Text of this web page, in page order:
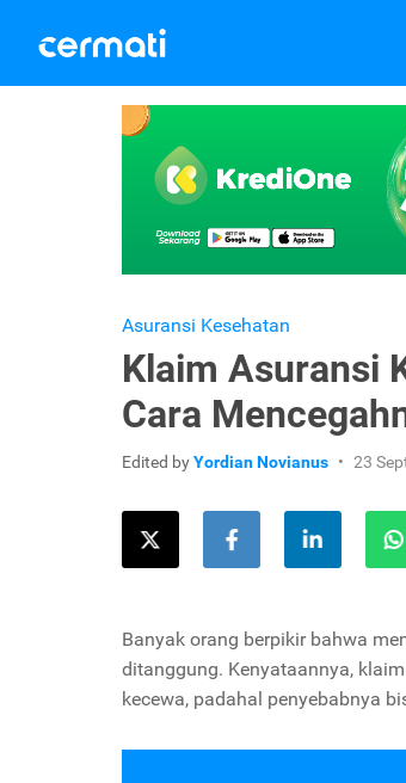
Asuransi Kesehatan
Klaim Asuransi
Cara
Edited byYordian Novianus 23
Banyak orang berpikir bahwa
ditanggung. Kenyataannya,
kecewa, padahal penyebabnya